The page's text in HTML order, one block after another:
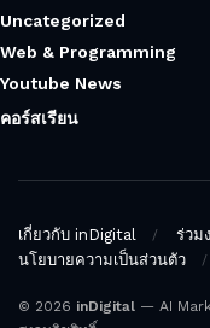
Uncategorized
Web & Programming
Youtube News
คอร์สเรียน
เกี่ยวกับ inDigital
ร่วม
นโยบายความเป็นส่วนตัว
© 2026 inDigital — AI